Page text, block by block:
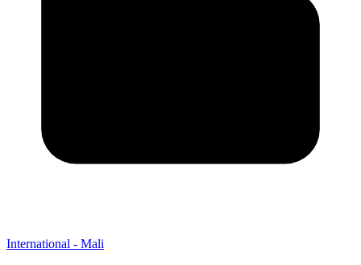
International - Mali